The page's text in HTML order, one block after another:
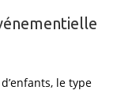
le type